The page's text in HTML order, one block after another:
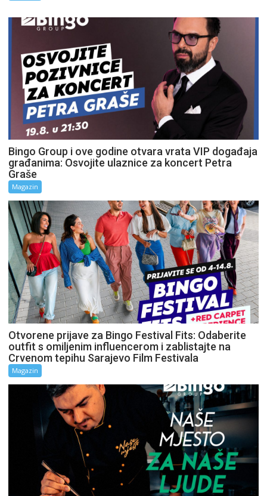
Bingo Group i ove godine otvara vrata VIP događaja
građanima: Osvojite ulaznice za koncert Petra
Graše
Magazin
Otvorene prijave za Bingo Festival Fits: Odaberite
outfit s omiljenim influencerom i zablistajte na
Crvenom tepihu Sarajevo Film Festivala
Magazin